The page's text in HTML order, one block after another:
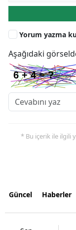
Yorum yazma
Aşağıdaki
* Bu içerik ile ilgili
Güncel Haberler